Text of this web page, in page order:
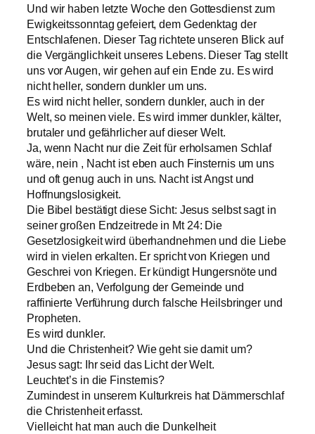
Und wir haben letzte Woche den Gottesdienst zum
Ewigkeitssonntag gefeiert, dem Gedenktag der
Entschlafenen. Dieser Tag richtete unseren Blick auf
die Vergänglichkeit unseres Lebens. Dieser Tag stellt
uns vor Augen, wir gehen auf ein Ende zu. Es wird
nicht heller, sondern dunkler um uns.
Es wird nicht heller, sondern dunkler, auch in der
Welt, so meinen viele. Es wird immer dunkler, kälter,
brutaler und gefährlicher auf dieser Welt.
Ja, wenn Nacht nur die Zeit für erholsamen Schlaf
wäre, nein , Nacht ist eben auch Finsternis um uns
und oft genug auch in uns. Nacht ist Angst und
Hoffnungslosigkeit.
Die Bibel bestätigt diese Sicht: Jesus selbst sagt in
seiner großen Endzeitrede in Mt 24: Die
Gesetzlosigkeit wird überhandnehmen und die Liebe
wird in vielen erkalten. Er spricht von Kriegen und
Geschrei von Kriegen. Er kündigt Hungersnöte und
Erdbeben an, Verfolgung der Gemeinde und
raffinierte Verführung durch falsche Heilsbringer und
Propheten.
Es wird dunkler.
Und die Christenheit? Wie geht sie damit um?
Jesus sagt: Ihr seid das Licht der Welt.
Leuchtet’s in die Finsternis?
Zumindest in unserem Kulturkreis hat Dämmerschlaf
die Christenheit erfasst.
Vielleicht hat man auch die Dunkelheit